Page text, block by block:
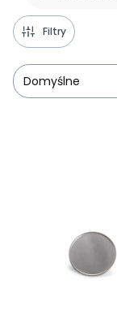
Filtry
Domyślne